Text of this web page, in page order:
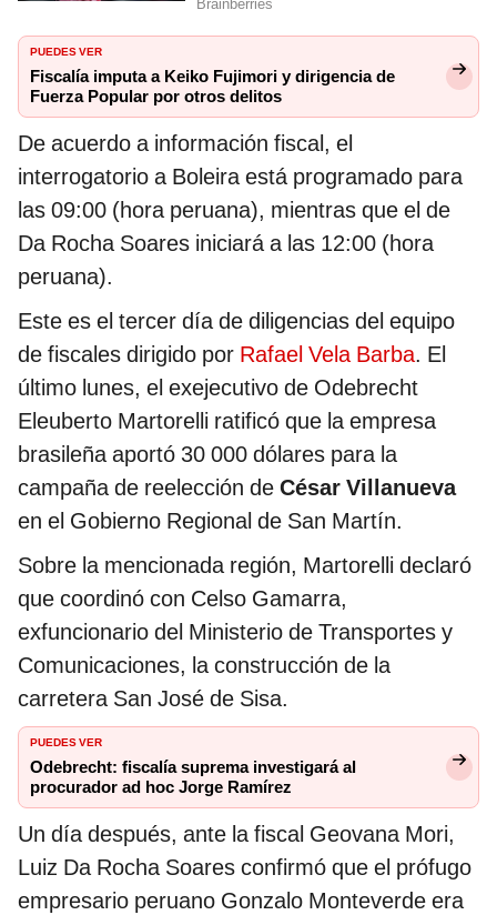
PUEDES VER
Fiscalía imputa a Keiko Fujimori y dirigencia de
Fuerza Popular por otros delitos
De acuerdo a información fiscal, el
interrogatorio a Boleira está programado para
las 09:00 (hora peruana), mientras que el de
Da Rocha Soares iniciará a las 12:00 (hora
peruana).
Este es el tercer día de diligencias del equipo
de fiscales dirigido por Rafael Vela Barba. El
último lunes, el exejecutivo de Odebrecht
Eleuberto Martorelli ratificó que la empresa
brasileña aportó 30 000 dólares para la
campaña de reelección de César Villanueva
en el Gobierno Regional de San Martín.
Sobre la mencionada región, Martorelli declaró
que coordinó con Celso Gamarra,
exfuncionario del Ministerio de Transportes y
Comunicaciones, la construcción de la
carretera San José de Sisa.
PUEDES VER
Odebrecht: fiscalía suprema investigará al
procurador ad hoc Jorge Ramírez
Un día después, ante la fiscal Geovana Mori,
Luiz Da Rocha Soares confirmó que el prófugo
empresario peruano Gonzalo Monteverde era